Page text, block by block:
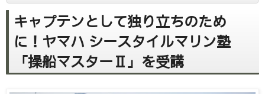
キャプテンとして独り立ちのため
に！ヤマハ シースタイルマリン塾
「操船マスターⅡ」を受講